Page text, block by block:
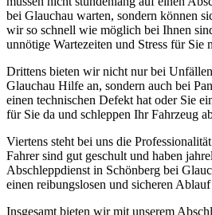
bei Glauchau warten, sondern können
wir so schnell wie möglich bei Ihnen
unnötige Wartezeiten und Stress für Sie
Drittens bieten wir nicht nur bei
Glauchau Hilfe an, sondern auch bei
einen technischen Defekt hat oder Sie
für Sie da und schleppen Ihr Fahrzeug
Viertens steht bei uns die
Fahrer sind gut geschult und haben
Abschleppdienst in Schönberg bei
einen reibungslosen und sicheren
Insgesamt bieten wir mit unserem